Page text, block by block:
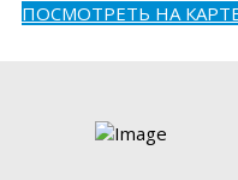
ПОСМОТРЕТЬ НА